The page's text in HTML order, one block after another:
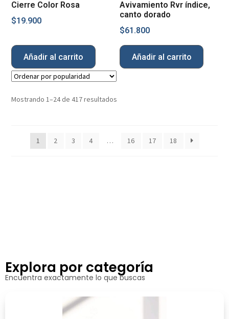
Cierre Color Rosa
$19.900
Añadir al carrito
Avivamiento Rvr índice,
canto dorado
$61.800
Añadir al carrito
Mostrando 1–24 de 417 resultados
1 2 3 4 … 16 17 18
Explora por categoría
Encuentra exactamente lo que buscas